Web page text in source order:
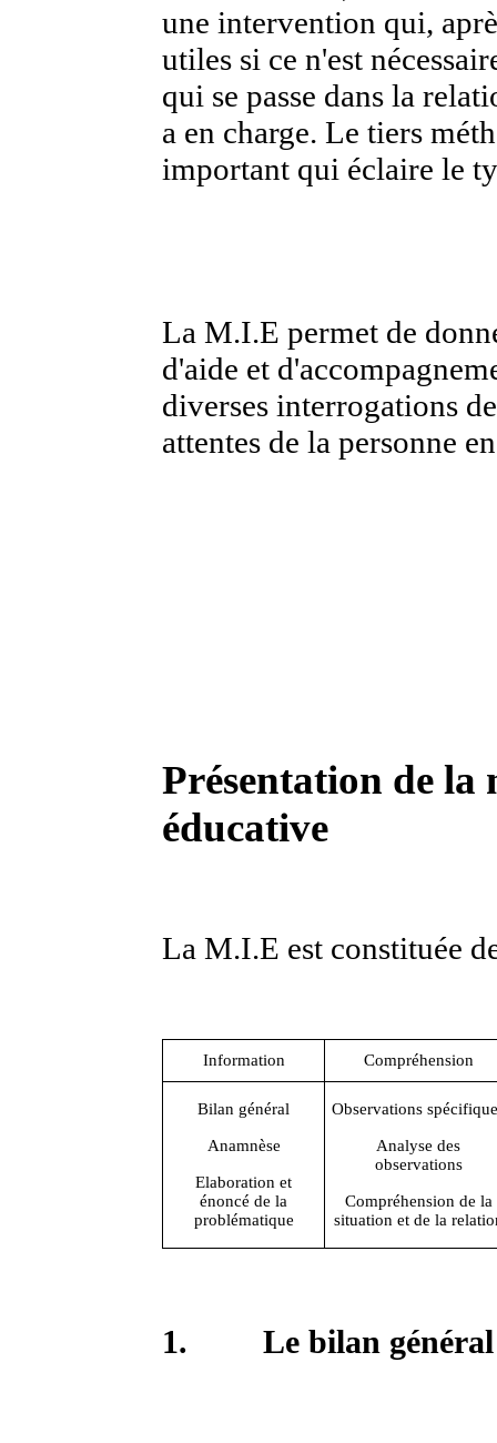
une intervention qui,
utiles si ce n'est
qui se passe dans la
a en charge. Le tiers
important qui éclaire le
La M.I.E permet de
d'aide et
diverses interrogations
attentes de la personne
Présentation de
éducative
La M.I.E est constituée
Information Compréhension
Bilan général
Anamnèse
Elaboration et
énoncé de la
problématique
Observations
Analyse des
observations
Compréhension de la
situation et de la
1. Le bilan général